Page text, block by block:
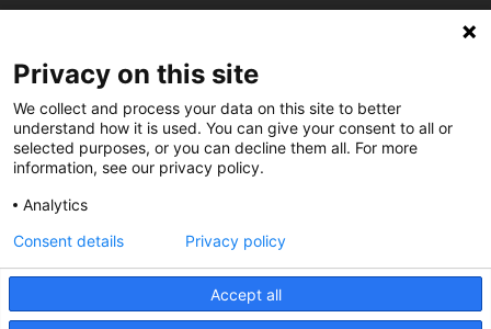
@CGTCatalunya
cgtcatalunya
cgtcatalunya
Privacy on this site
We collect and process your data on this site to better
understand how it is used. You can give your consent to all or
selected purposes, or you can decline them all. For more
information, see our privacy policy.
Analytics
Accept all
Consent details Privacy policy